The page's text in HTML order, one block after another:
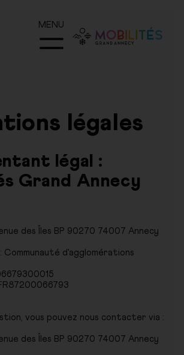
MENU
légales
légal :
Grand Annecy
des Îles BP 90270 74007 Annecy
Communauté d'agglomérations
vous pouvez nous contacter via :
des Îles BP 90270 74007 Annecy